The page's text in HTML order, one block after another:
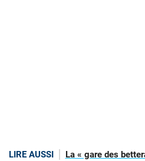
LIRE AUSSI
La « gare des